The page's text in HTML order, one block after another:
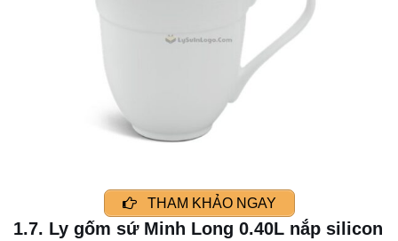
THAM KHẢO NGAY
1.7. Ly gốm sứ Minh Long 0.40L nắp silicon